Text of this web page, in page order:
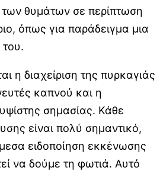
θυμάτων σε περίπτωση
όπως για παράδειγμα μια
η διαχείριση της πυρκαγιάς
καπνού και η
σημασίας. Κάθε
είναι πολύ σημαντικό,
ειδοποίηση εκκένωσης
να δούμε τη φωτιά. Αυτό